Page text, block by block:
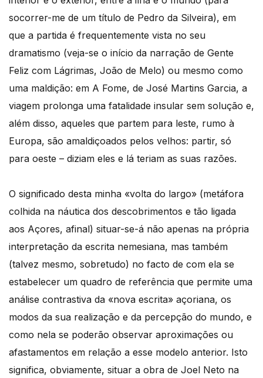
socorrer-me de um título de Pedro da Silveira), em
que a partida é frequentemente vista no seu
dramatismo (veja-se o início da narração de Gente
Feliz com Lágrimas, João de Melo) ou mesmo como
uma maldição: em A Fome, de José Martins Garcia, a
viagem prolonga uma fatalidade insular sem solução e,
além disso, aqueles que partem para leste, rumo à
Europa, são amaldiçoados pelos velhos: partir, só
para oeste – diziam eles e lá teriam as suas razões.
O significado desta minha «volta do largo» (metáfora
colhida na náutica dos descobrimentos e tão ligada
aos Açores, afinal) situar-se-á não apenas na própria
interpretação da escrita nemesiana, mas também
(talvez mesmo, sobretudo) no facto de com ela se
estabelecer um quadro de referência que permite uma
análise contrastiva da «nova escrita» açoriana, os
modos da sua realização e da percepção do mundo, e
como nela se poderão observar aproximações ou
afastamentos em relação a esse modelo anterior. Isto
significa, obviamente, situar a obra de Joel Neto na